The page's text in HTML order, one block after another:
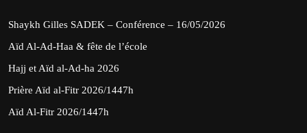
Shaykh Gilles SADEK – Conférence – 16/05/2026
Aïd Al-Ad-Haa & fête de l’école
Hajj et Aïd al-Ad-ha 2026
Prière Aïd al-Fitr 2026/1447h
Aïd Al-Fitr 2026/1447h